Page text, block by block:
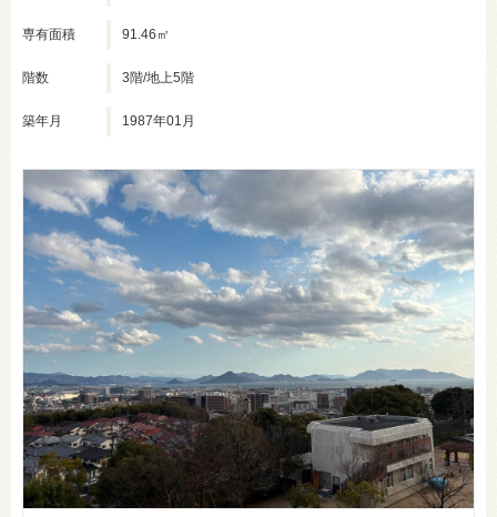
専有面積 91.46㎡
階数 3階/地上5階
築年月 1987年01月